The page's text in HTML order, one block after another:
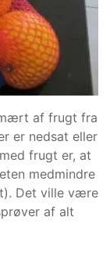
af frugt fra
er nedsat eller
frugt er, at
medmindre
Det ville være
af alt